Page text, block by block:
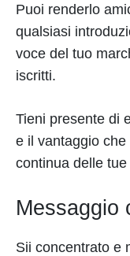
Puoi renderlo
qualsiasi
voce del tuo
iscritti.
Tieni presente di
e il vantaggio
continua delle tue
Messaggio
Sii concentrato e